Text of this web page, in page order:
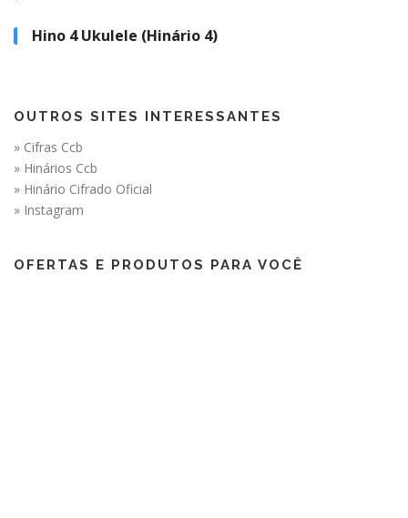
Hino 4 Ukulele (Hinário 4)
OUTROS SITES INTERESSANTES
» Cifras Ccb
» Hinários Ccb
» Hinário Cifrado Oficial
» Instagram
OFERTAS E PRODUTOS PARA VOCÊ